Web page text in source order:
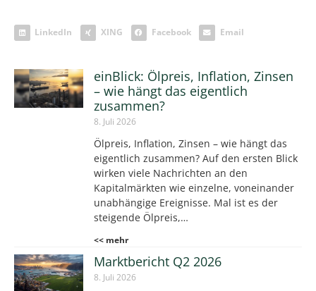
LinkedIn XING Facebook Email
einBlick: Ölpreis, Inflation, Zinsen
– wie hängt das eigentlich
zusammen?
8. Juli 2026
Ölpreis, Inflation, Zinsen – wie hängt das
eigentlich zusammen? Auf den ersten Blick
wirken viele Nachrichten an den
Kapitalmärkten wie einzelne, voneinander
unabhängige Ereignisse. Mal ist es der
steigende Ölpreis,…
<< mehr
Marktbericht Q2 2026
8. Juli 2026